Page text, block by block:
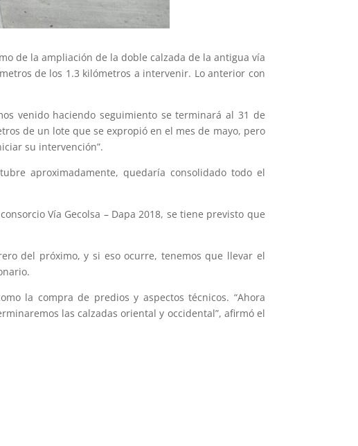
de la ampliación de la doble calzada de la antigua vía
de los 1.3 kilómetros a intervenir. Lo anterior con
venido haciendo seguimiento se terminará al 31 de
de un lote que se expropió en el mes de mayo, pero
su intervención”.
aproximadamente, quedaría consolidado todo el
Vía Gecolsa – Dapa 2018, se tiene previsto que
del próximo, y si eso ocurre, tenemos que llevar el
la compra de predios y aspectos técnicos. “Ahora
las calzadas oriental y occidental”, afirmó el